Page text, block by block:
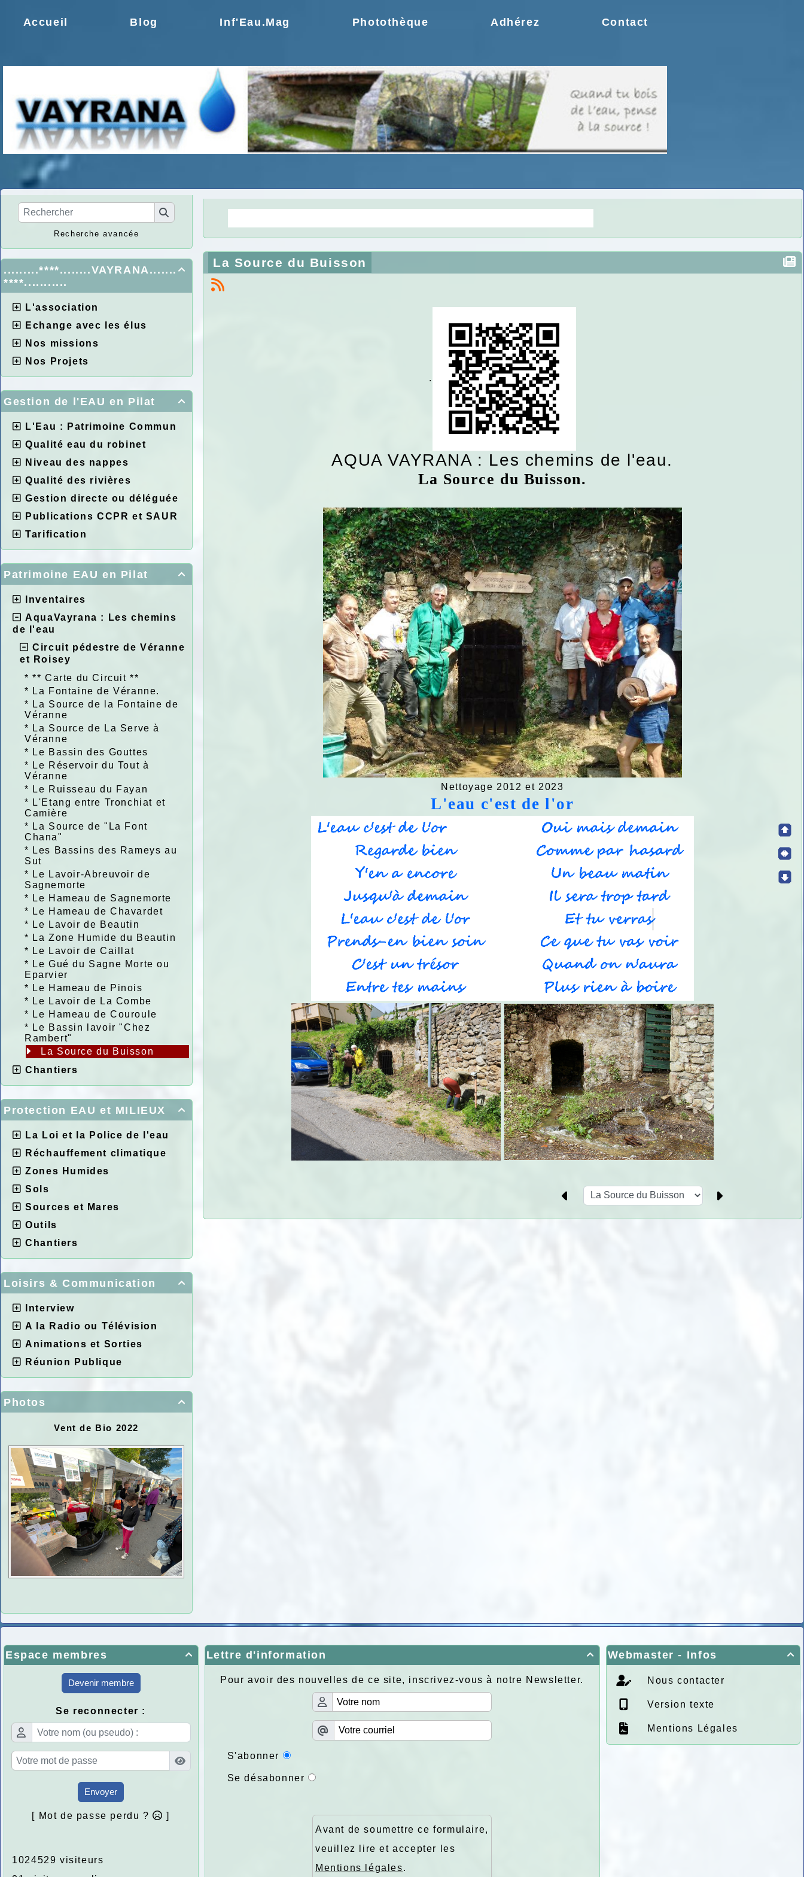
Accueil Blog Inf'Eau.Mag Photothèque Adhérez Contact
Recherche avancée

.........****........VAYRANA.......
****...........
L'association
Echange avec les élus
Nos missions
Nos Projets

Gestion de l'EAU en Pilat
L'Eau : Patrimoine Commun
Qualité eau du robinet
Niveau des nappes
Qualité des rivières
Gestion directe ou déléguée
Publications CCPR et SAUR
Tarification

Patrimoine EAU en Pilat
Inventaires
AquaVayrana : Les chemins
de l'eau
Circuit pédestre de Véranne
et Roisey
*** Carte du Circuit **
* La Fontaine de Véranne.
* La Source de la Fontaine de
Véranne
* La Source de La Serve à
Véranne
* Le Bassin des Gouttes
* Le Réservoir du Tout à
Véranne
* Le Ruisseau du Fayan
* L'Etang entre Tronchiat et
Camière
* La Source de "La Font
Chana"
* Les Bassins des Rameys au
Sut
* Le Lavoir-Abreuvoir de
Sagnemorte
* Le Hameau de Sagnemorte
* Le Hameau de Chavardet
* Le Lavoir de Beautin
* La Zone Humide du Beautin
* Le Lavoir de Caillat
* Le Gué du Sagne Morte ou
Eparvier
* Le Hameau de Pinois
* Le Lavoir de La Combe
* Le Hameau de Couroule
* Le Bassin lavoir "Chez
Rambert"
La Source du Buisson
Chantiers

Protection EAU et MILIEUX
La Loi et la Police de l'eau
Réchauffement climatique
Zones Humides
Sols
Sources et Mares
Outils
Chantiers

Loisirs & Communication
Interview
A la Radio ou Télévision
Animations et Sorties
Réunion Publique

Photos
Vent de Bio 2022
La Source du Buisson
.
AQUA VAYRANA : Les chemins de l'eau.
La Source du Buisson.
Nettoyage 2012 et 2023
L'eau c'est de l'or

Espace membres
Devenir membre
Se reconnecter :
Envoyer
[ Mot de passe perdu ? ]
1024529 visiteurs

Lettre d'information
Pour avoir des nouvelles de ce site, inscrivez-vous à notre Newsletter.
S'abonner
Se désabonner
Avant de soumettre ce formulaire,
veuillez lire et accepter les
Mentions légales.

Webmaster - Infos
Nous contacter
Version texte
Mentions Légales